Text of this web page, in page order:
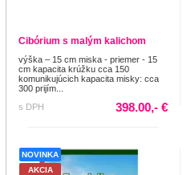
Cibórium s malým kalichom
výška – 15 cm miska - priemer - 15
cm kapacita krúžku cca 150
komunikujúcich kapacita misky: cca
300 prijím...
s DPH
398.00,- €
NOVINKA
AKCIA